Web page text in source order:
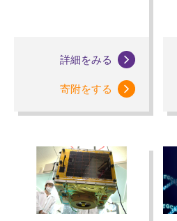
詳細をみる
寄附をする